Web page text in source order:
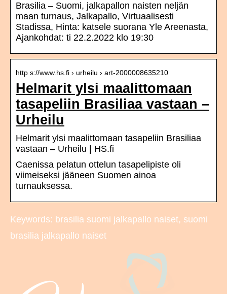
Brasilia – Suomi, jalkapallon naisten neljän
maan turnaus, Jalkapallo, Virtuaalisesti
Stadissa, Hinta: katsele suorana Yle Areenasta,
Ajankohdat: ti 22.2.2022 klo 19:30
http s://www.hs.fi › urheilu › art-2000008635210
Helmarit ylsi maalittomaan
tasapeliin Brasiliaa vastaan –
Urheilu
Helmarit ylsi maalittomaan tasapeliin Brasiliaa
vastaan – Urheilu | HS.fi
Caenissa pelatun ottelun tasapelipiste oli
viimeiseksi jääneen Suomen ainoa
turnauksessa.
Keywords: brasilia suomi jalkapallo naiset, suomi
brasilia jalkapallo naiset